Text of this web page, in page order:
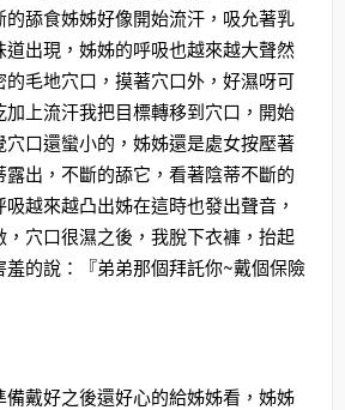
舔食姊姊好像開始流汗，吸允著乳
出現，姊姊的呼吸也越來越大聲然
毛地穴口，摸著穴口外，好濕呀可
加上流汗我把目標轉移到穴口，開始
口還蠻小的，姊姊還是處女按壓著
出，不斷的舔它，看著陰蒂不斷的
越來越凸出姊在這時也發出聲音，
穴口很濕之後，我脫下衣褲，抬起
羞的說：『弟弟那個拜託你~戴個保險
備戴好之後還好心的給姊姊看，姊姊